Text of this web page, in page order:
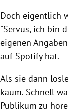
Doch eigentlich
"Servus, ich bin
eigenen
auf Spotify hat.
Als sie dann
kaum. Schnell
Publikum zu